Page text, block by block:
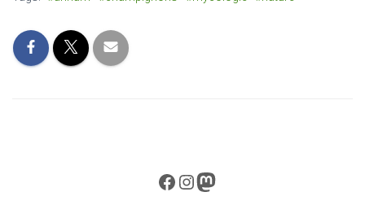
Facebook InstagramMastodon